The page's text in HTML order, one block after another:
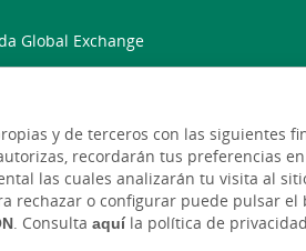
y de terceros con las
recordarán tus preferencias
las cuales analizarán tu visita al
rechazar o configurar puede pulsar
. Consultaaquíla política de
Global Exchange
anuncios Tipos de cambio